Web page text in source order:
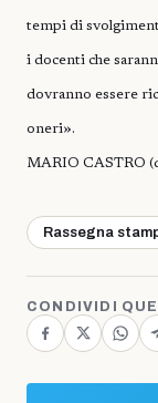
tempi di
i docenti che
dovranno essere
oneri».
MARIO CASTRO
Rassegna
CONDIVIDI